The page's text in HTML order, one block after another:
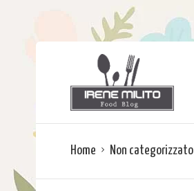
Home Non categorizzato